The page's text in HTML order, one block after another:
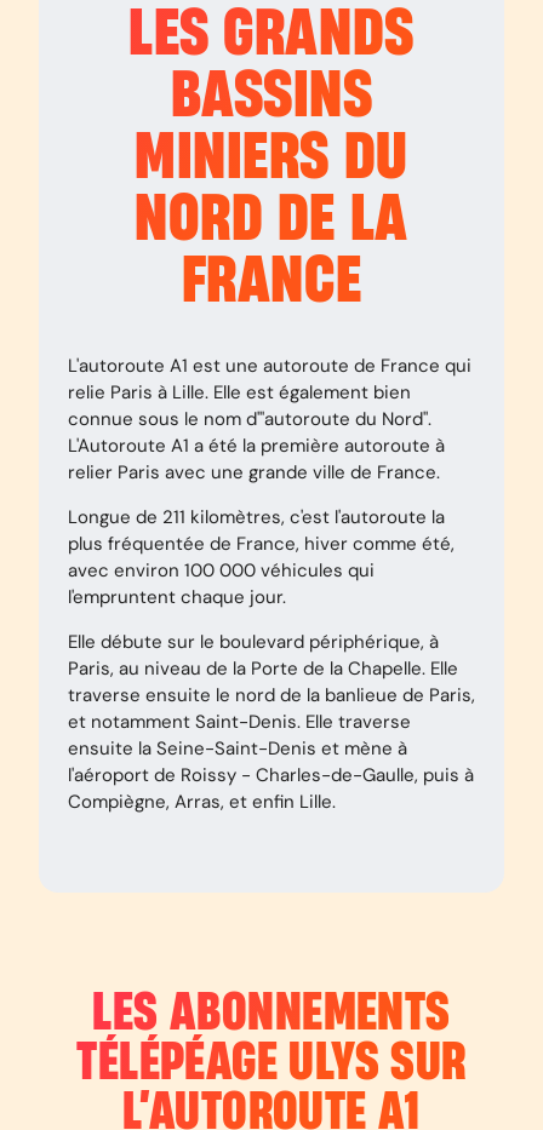
LES GRANDS
BASSINS
MINIERS DU
NORD DE LA
FRANCE
L'autoroute A1 est une autoroute de France qui
relie Paris à Lille. Elle est également bien
connue sous le nom d'"autoroute du Nord".
L'Autoroute A1 a été la première autoroute à
relier Paris avec une grande ville de France.
Longue de 211 kilomètres, c'est l'autoroute la
plus fréquentée de France, hiver comme été,
avec environ 100 000 véhicules qui
l'empruntent chaque jour.
Elle débute sur le boulevard périphérique, à
Paris, au niveau de la Porte de la Chapelle. Elle
traverse ensuite le nord de la banlieue de Paris,
et notamment Saint-Denis. Elle traverse
ensuite la Seine-Saint-Denis et mène à
l'aéroport de Roissy - Charles-de-Gaulle, puis à
Compiègne, Arras, et enfin Lille.
LES ABONNEMENTS
TÉLÉPÉAGE ULYS SUR
L’AUTOROUTEA1